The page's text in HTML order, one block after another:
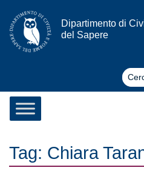
Vai al contenuto
Dipartimento di
del Sapere
Tag: Chiara